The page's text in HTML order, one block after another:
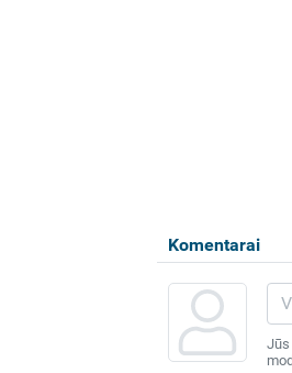
Komentarai
Jūs